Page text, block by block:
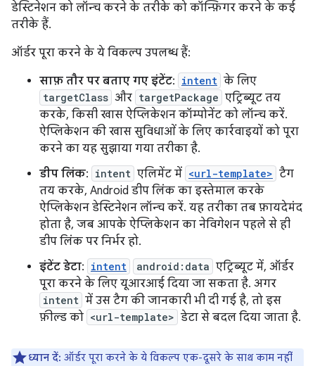
डेस्टिनेशन को लॉन्च करने के तरीके को कॉन्फ़िगर करने के कई
तरीके हैं.
ऑर्डर पूरा करने के ये विकल्प उपलब्ध हैं:
साफ़ तौर पर बताए गए इंटेंट: intent के लिए
targetClass और targetPackage एट्रिब्यूट तय
करके, किसी खास ऐप्लिकेशन कॉम्पोनेंट को लॉन्च करें.
ऐप्लिकेशन की खास सुविधाओं के लिए कार्रवाइयों को पूरा
करने का यह सुझाया गया तरीका है.
डीप लिंक: intent एलिमेंट में <url-template> टैग
तय करके, Android डीप लिंक का इस्तेमाल करके
ऐप्लिकेशन डेस्टिनेशन लॉन्च करें. यह तरीका तब फ़ायदेमंद
होता है, जब आपके ऐप्लिकेशन का नेविगेशन पहले से ही
डीप लिंक पर निर्भर हो.
इंटेंट डेटा: intent android:data एट्रिब्यूट में, ऑर्डर
पूरा करने के लिए यूआरआई दिया जा सकता है. अगर
intent में उस टैग की जानकारी भी दी गई है, तो इस
फ़ील्ड को <url-template> डेटा से बदल दिया जाता है.
ध्यान दें: ऑर्डर पूरा करने के ये विकल्प एक-दूसरे के साथ काम नहीं